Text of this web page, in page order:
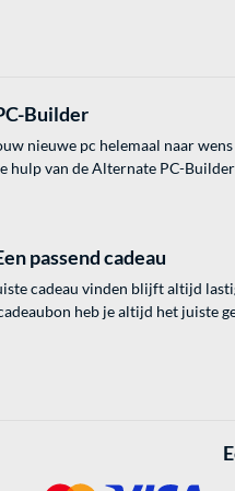
Builder
nieuwe pc helemaal naar wens
hulp van de Alternate PC-
passend cadeau
cadeau vinden blijft altijd
heb je altijd het juiste